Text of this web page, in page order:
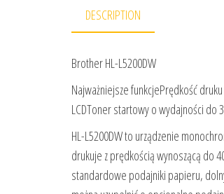
DESCRIPTION
Brother HL-L5200DW
Najważniejsze funkcjePrędkość
LCDToner startowy o wydajności do
HL-L5200DW to urządzenie
drukuje z prędkością wynoszącą do
standardowe podajniki papieru,